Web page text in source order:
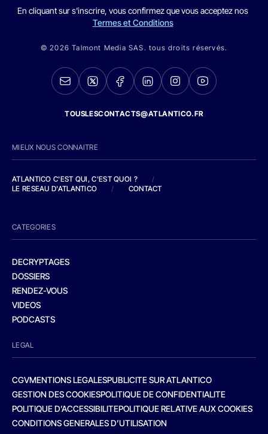
En cliquant sur s'inscrire, vous confirmez que vous acceptez nos
Termes et Conditions
© 2026 Talmont Media SAS. tous droits réservés.
TOUSLESCONTACTS@ATLANTICO.FR
MIEUX NOUS CONNAITRE
ATLANTICO C'EST QUI, C'EST QUOI ?
/
LE RESEAU D'ATLANTICO
/ CONTACT
CATEGORIES
DECRYPTAGES
DOSSIERS
RENDEZ-VOUS
VIDEOS
PODCASTS
LEGAL
CGVMENTIONS LEGALESPUBLICITE SUR ATLANTICO
GESTION DES COOKIESPOLITIQUE DE CONFIDENTIALITE
POLITIQUE D’ACCESSIBILITEPOLITIQUE RELATIVE AUX COOKIES
CONDITIONS GENERALES D’UTILISATION